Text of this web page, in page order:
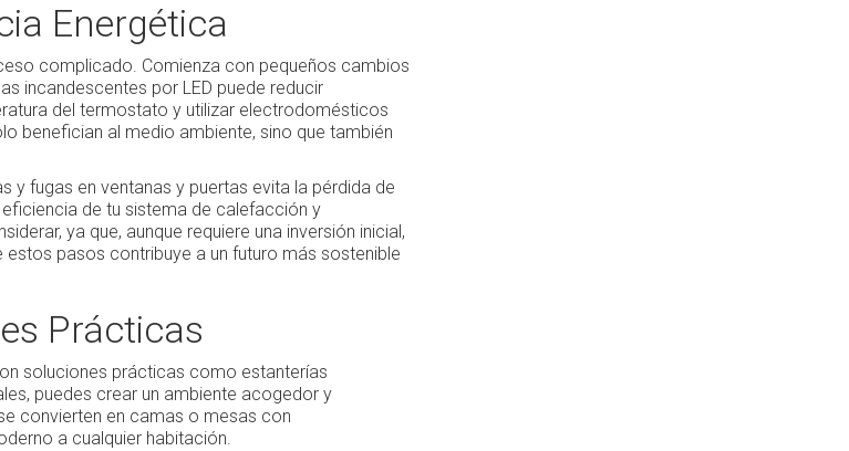
Energética
complicado. Comienza con pequeños cambios
incandescentes por LED puede reducir
del termostato y utilizar electrodomésticos
benefician al medio ambiente, sino que también
y fugas en ventanas y puertas evita la pérdida de
de tu sistema de calefacción y
ya que, aunque requiere una inversión inicial,
pasos contribuye a un futuro más sostenible
Prácticas
soluciones prácticas como estanterías
puedes crear un ambiente acogedor y
convierten en camas o mesas con
a cualquier habitación.